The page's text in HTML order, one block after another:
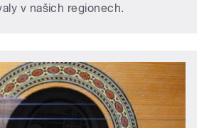
v našich regionech.